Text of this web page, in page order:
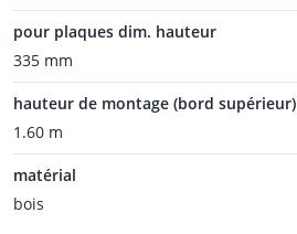
pour plaques dim. hauteur
335 mm
hauteur de montage (bord supérieur)
1.60 m
matérial
bois